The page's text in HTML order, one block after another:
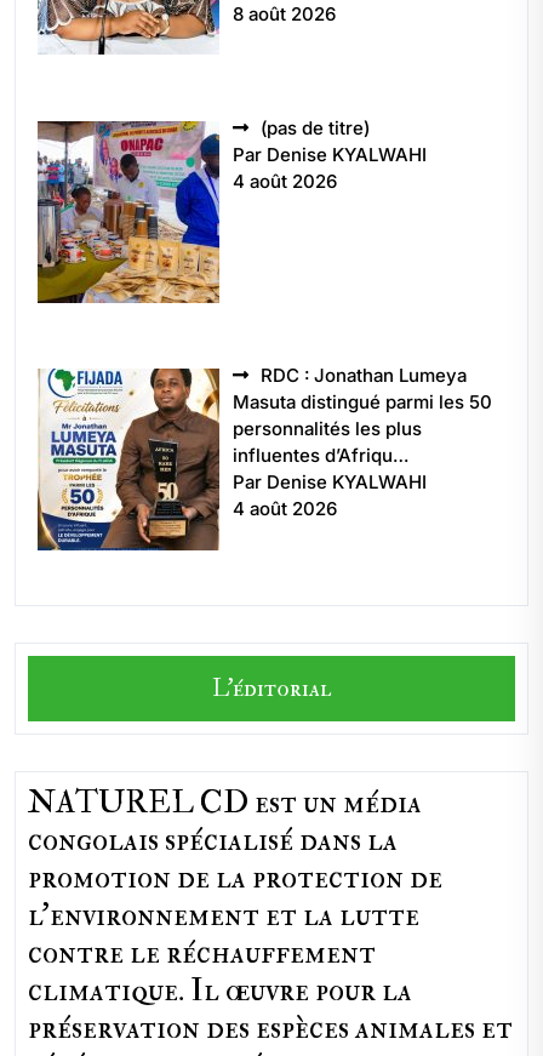
8 août 2026
(pas de titre)
5496
Par Denise KYALWAHI
4 août 2026
RDC : Jonathan Lumeya
Masuta distingué parmi les 50
personnalités les plus
influentes d’Afriqu…
Par Denise KYALWAHI
4 août 2026
L'éditorial
NATUREL CD est un média
congolais spécialisé dans la
promotion de la protection de
l’environnement et la lutte
contre le réchauffement
climatique. Il œuvre pour la
préservation des espèces animales et